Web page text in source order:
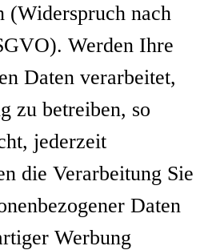
(Widerspruch nach
Werden Ihre
Daten verarbeitet,
zu betreiben, so
jederzeit
die Verarbeitung Sie
Daten
Werbung